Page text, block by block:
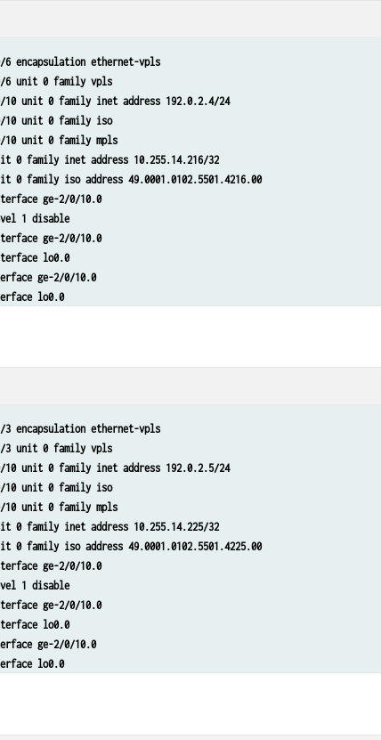
neighbor 10.255.14.225 interface ge-2/0/5.0 virtual-circuit-id 601
10.255.14.225 interface ge-2/0/5.0 backup-neighbor
id 10.255.14.217
encapsulation ethernet-vpls
6 unit 0 family vpls
unit 0 family inet address 192.0.2.4/24
10 unit 0 family iso
unit 0 family mpls
0 family inet address 10.255.14.216/32
family iso address 49.0001.0102.5501.4216.00
ge-2/0/10.0
1 disable
ge-2/0/10.0
lo0.0
ge-2/0/10.0
lo0.0
interface ge-2/0/6.0
encapsulation ethernet-vpls
3 unit 0 family vpls
unit 0 family inet address 192.0.2.5/24
10 unit 0 family iso
unit 0 family mpls
0 family inet address 10.255.14.225/32
family iso address 49.0001.0102.5501.4225.00
ge-2/0/10.0
1 disable
ge-2/0/10.0
lo0.0
ge-2/0/10.0
lo0.0
interface ge-2/1/3.0